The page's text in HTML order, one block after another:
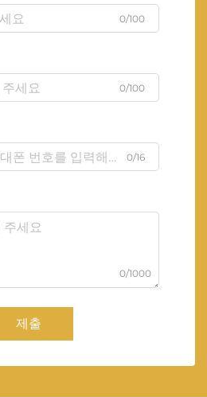
0/100
0/100
0/16
0/1000
제출